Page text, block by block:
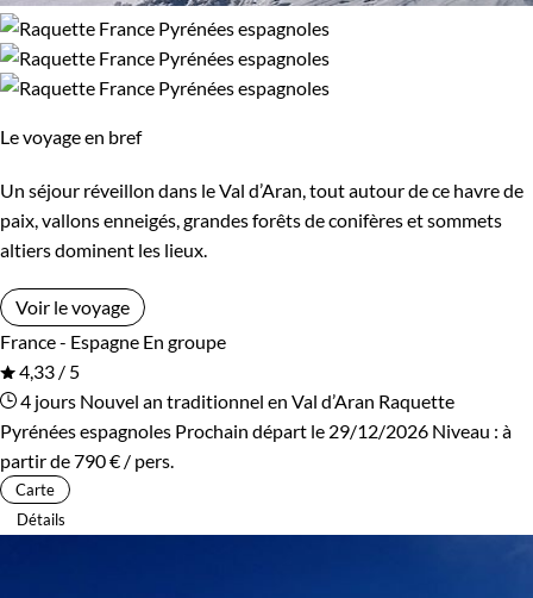
Le voyage en bref
Un séjour réveillon dans le Val d’Aran, tout autour de ce havre de
paix, vallons enneigés, grandes forêts de conifères et sommets
altiers dominent les lieux.
Voir le voyage
France - Espagne En groupe
4,33 / 5
4 jours Nouvel an traditionnel en Val d’Aran Raquette
Pyrénées espagnoles Prochain départ le 29/12/2026 Niveau : à
partir de790 € / pers.
Carte
Détails